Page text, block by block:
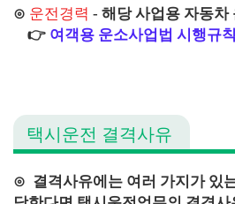
⊙ 운전경력 - 해당 사업용 자동차
👉 여객용 운소사업법 시행규칙
택시운전 결격사유
⊙ 결격사유에는 여러 가지가 있